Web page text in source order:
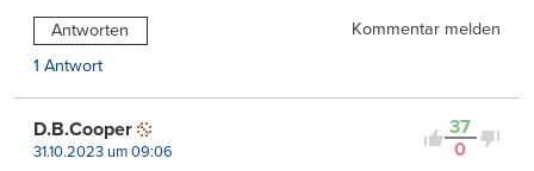
Antworten
Kommentar melden
1 Antwort
37
0
D.B.Cooper
31.10.2023 um 09:06